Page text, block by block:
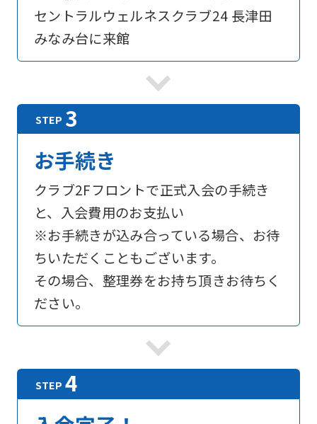
セントラルウェルネスクラブ24 長津田
みなみ台に来館
お手続き
クラブ2Fフロントで正式入会の手続き
と、入会費用のお支払い
※お手続きが込み合っている場合、お待
ちいただくこともございます。
その場合、整理券をお持ち頂きお待ちく
ださい。
website
translated
into
link
below
(start
automatic
translation)
return
to
the
top